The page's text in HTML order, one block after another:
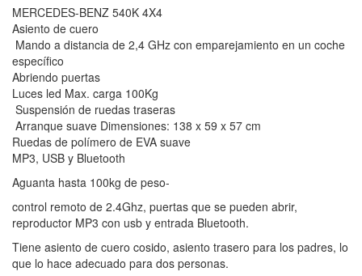
MERCEDES-BENZ 540K 4X4
Asiento de cuero
Mando a distancia de 2,4 GHz con emparejamiento en un coche
específico
Abriendo puertas
Luces led Max. carga 100Kg
Suspensión de ruedas traseras
Arranque suave Dimensiones: 138 x 59 x 57 cm
Ruedas de polímero de EVA suave
MP3, USB y Bluetooth
Aguanta hasta 100kg de peso-
control remoto de 2.4Ghz, puertas que se pueden abrir,
reproductor MP3 con usb y entrada Bluetooth.
Tiene asiento de cuero cosido, asiento trasero para los padres, lo
que lo hace adecuado para dos personas.